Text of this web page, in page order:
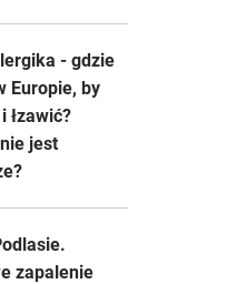
- gdzie
Europie, by
łzawić?
jest
zapalenie